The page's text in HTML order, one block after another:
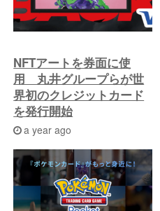
NFTアートを券面に使
用 丸井グループらが世
界初のクレジットカード
を発行開始
a year ago